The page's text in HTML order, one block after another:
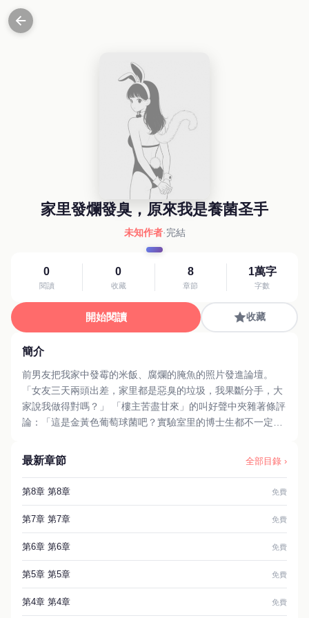
家里發爛發臭，原來我是養菌圣手
未知作者·完結
0
閱讀
0
收藏
8
章節
1萬字
字數
開始閱讀 收藏
簡介
前男友把我家中發霉的米飯、腐爛的腌魚的照片發進論壇。
「女友三天兩頭出差，家里都是惡臭的垃圾，我果斷分手，大
家說我做得對嗎？」 「樓主苦盡甘來」的叫好聲中夾雜著條評
論：「這是金黃色葡萄球菌吧？實驗室里的博士生都不一定養
手。 「能不能留一個你前女友的聯系方式？就想拜拜她的冰箱
本不喜歡我，只是想讓我幫他養菌株罷了。 #碎片爽文 #現代
最新章節 全部目錄 ›
第8章 第8章 免費
第7章 第7章 免費
第6章 第6章 免費
第5章 第5章 免費
第4章 第4章 免費